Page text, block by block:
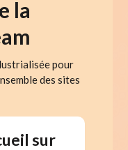
la
pour
des sites
sur